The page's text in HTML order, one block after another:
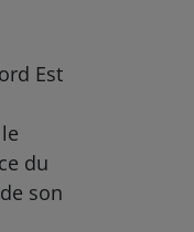
Est
du
son